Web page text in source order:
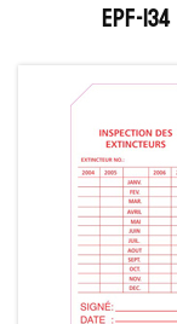
EPF-134